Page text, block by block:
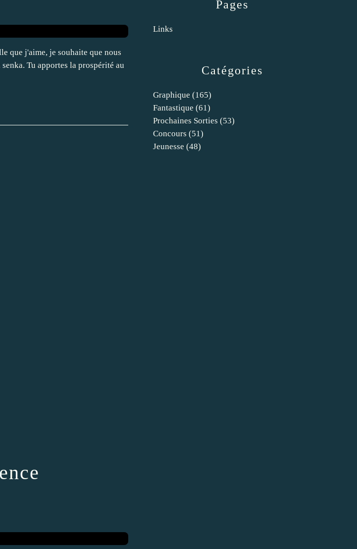
que j'aime, je souhaite que nous
Tu apportes la prospérité au
Catégories
Graphique (165)
Fantastique (61)
Prochaines Sorties (53)
Concours (51)
Jeunesse (48)
Pages
Links